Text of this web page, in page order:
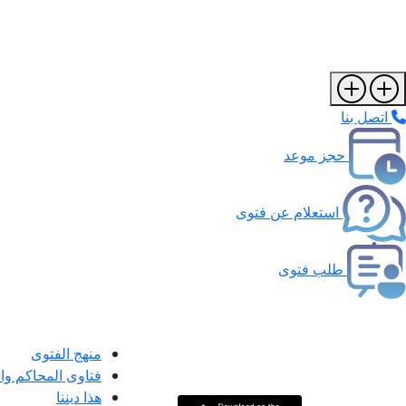
اتصل بنا
حجز موعد
استعلام عن فتوى
طلب فتوى
منهج الفتوى
فتاوى المحاكم
هذا ديننا